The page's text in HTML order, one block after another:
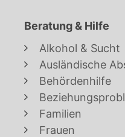
Beratung & Hilfe
Alkohol & Sucht
Ausländische
Behördenhilfe
Familien
Frauen